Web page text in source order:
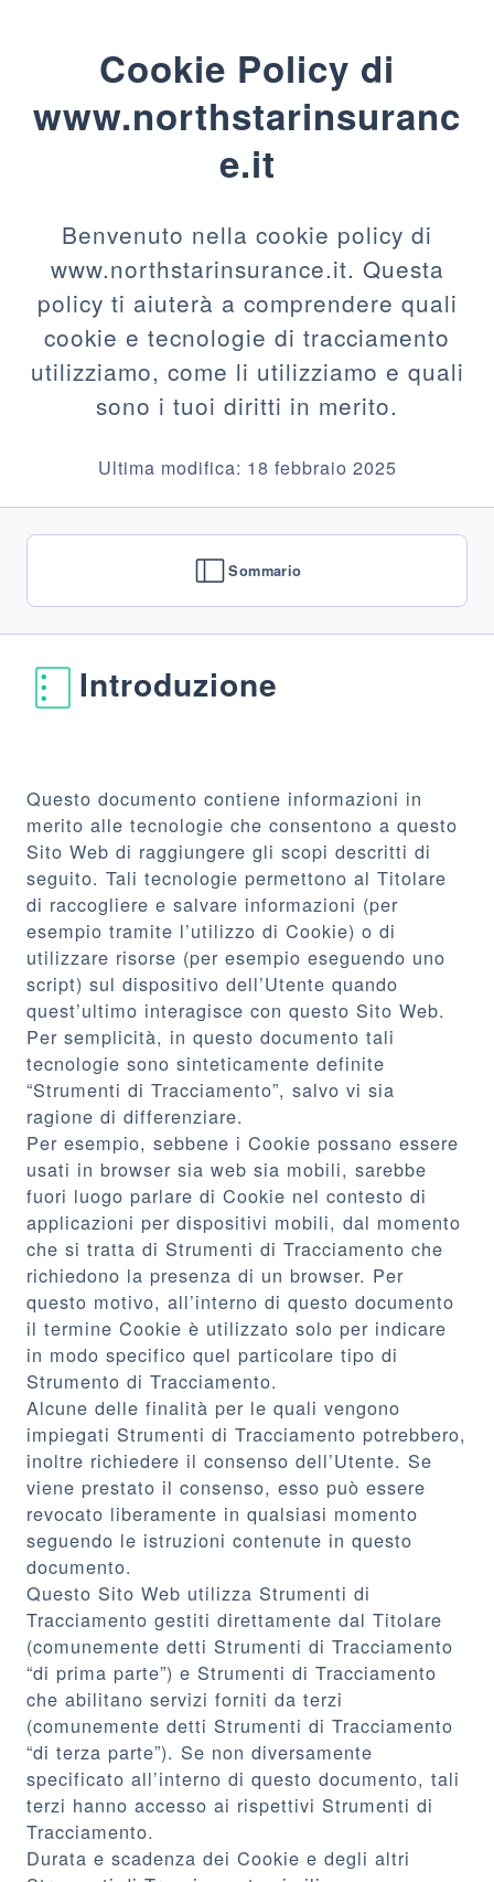
Cookie Policy di
www.northstarinsuranc
e.it
Benvenuto nella cookie policy di
www.northstarinsurance.it. Questa
policy ti aiuterà a comprendere quali
cookie e tecnologie di tracciamento
utilizziamo, come li utilizziamo e quali
sono i tuoi diritti in merito.
Ultima modifica: 18 febbraio 2025
Sommario
Introduzione
Questo documento contiene informazioni in
merito alle tecnologie che consentono a questo
Sito Web di raggiungere gli scopi descritti di
seguito. Tali tecnologie permettono al Titolare
di raccogliere e salvare informazioni (per
esempio tramite l’utilizzo di Cookie) o di
utilizzare risorse (per esempio eseguendo uno
script) sul dispositivo dell’Utente quando
quest’ultimo interagisce con questo Sito Web.
Per semplicità, in questo documento tali
tecnologie sono sinteticamente definite
“Strumenti di Tracciamento”, salvo vi sia
ragione di differenziare.
Per esempio, sebbene i Cookie possano essere
usati in browser sia web sia mobili, sarebbe
fuori luogo parlare di Cookie nel contesto di
applicazioni per dispositivi mobili, dal momento
che si tratta di Strumenti di Tracciamento che
richiedono la presenza di un browser. Per
questo motivo, all’interno di questo documento
il termine Cookie è utilizzato solo per indicare
in modo specifico quel particolare tipo di
Strumento di Tracciamento.
Alcune delle finalità per le quali vengono
impiegati Strumenti di Tracciamento potrebbero,
inoltre richiedere il consenso dell’Utente. Se
viene prestato il consenso, esso può essere
revocato liberamente in qualsiasi momento
seguendo le istruzioni contenute in questo
documento.
Questo Sito Web utilizza Strumenti di
Tracciamento gestiti direttamente dal Titolare
(comunemente detti Strumenti di Tracciamento
“di prima parte”) e Strumenti di Tracciamento
che abilitano servizi forniti da terzi
(comunemente detti Strumenti di Tracciamento
“di terza parte”). Se non diversamente
specificato all’interno di questo documento, tali
terzi hanno accesso ai rispettivi Strumenti di
Tracciamento.
Durata e scadenza dei Cookie e degli altri